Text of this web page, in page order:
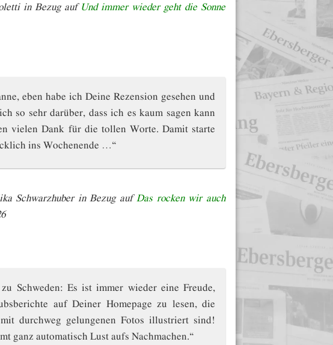
in Bezug auf Und immer wieder geht die Sonne
eben habe ich Deine Rezension gesehen und
so sehr darüber, dass ich es kaum sagen kann
Dank für die tollen Worte. Damit starte
ins Wochenende …“
Schwarzhuber in Bezug auf Das rocken wir auch
zu Schweden: Es ist immer wieder eine Freude,
auf Deiner Homepage zu lesen, die
durchweg gelungenen Fotos illustriert sind!
ganz automatisch Lust aufs Nachmachen.“